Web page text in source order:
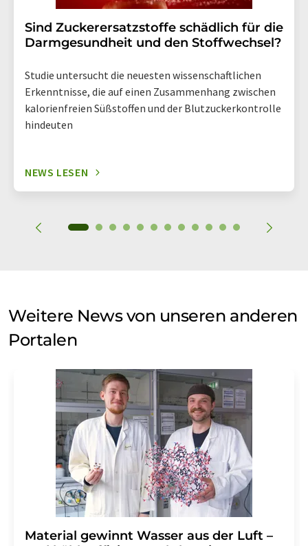
Sind Zuckerersatzstoffe schädlich für die
Darmgesundheit und den Stoffwechsel?
Studie untersucht die neuesten wissenschaftlichen
Erkenntnisse, die auf einen Zusammenhang zwischen
kalorienfreien Süßstoffen und der Blutzuckerkontrolle
hindeuten
NEWS LESEN
Weitere News von unseren anderen
Portalen
Material gewinnt Wasser aus der Luft –